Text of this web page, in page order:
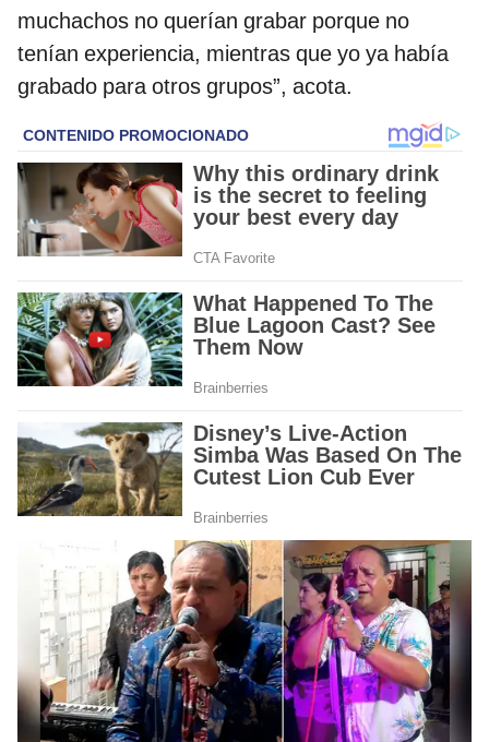
muchachos no querían grabar porque no
tenían experiencia, mientras que yo ya había
grabado para otros grupos”, acota.